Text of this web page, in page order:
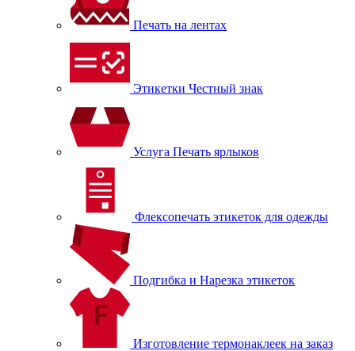
Печать на лентах
Этикетки Честный знак
Услуга Печать ярлыков
Флексопечать этикеток для одежды
Подгибка и Нарезка этикеток
Изготовление термонаклеек на заказ